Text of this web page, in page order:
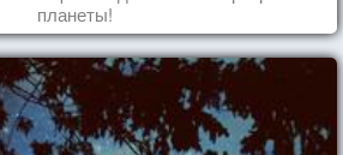
планеты!